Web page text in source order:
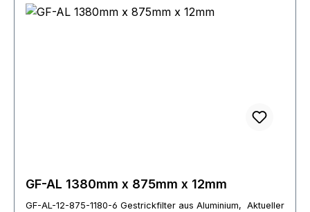
GF-AL 1380mm x 875mm x 12mm
GF-AL-12-875-1180-6 Gestrickfilter aus Aluminium, Aktueller